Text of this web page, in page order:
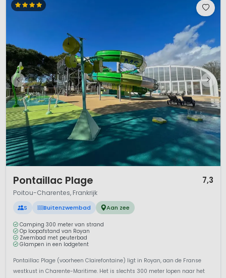
Pontaillac Plage 7,3
Poitou-Charentes, Frankrijk
S Buitenzwembad Aan zee
Camping 300 meter van strand
Op loopafstand van Royan
Zwembad met peuterbad
Glampen in een lodgetent
Pontaillac Plage (voorheen Clairefontaine) ligt in Royan, aan de Franse
westkust in Charente-Maritime. Het is slechts 300 meter lopen naar het